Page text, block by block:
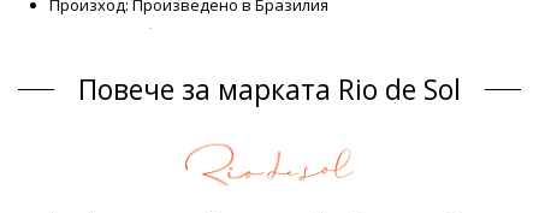
Произход: Произведено в Бразилия
Долнища на бански Жълт Rio de Sol SUMMER
Състав: 84% Polyamide, 16% Elastane - OEKO-TEX - Chlorine
Подплата: 84% Polyamide, 16% Elastane - Oeko-Tex
UV Protection: UPF 50+
Повече за марката Rio de Sol